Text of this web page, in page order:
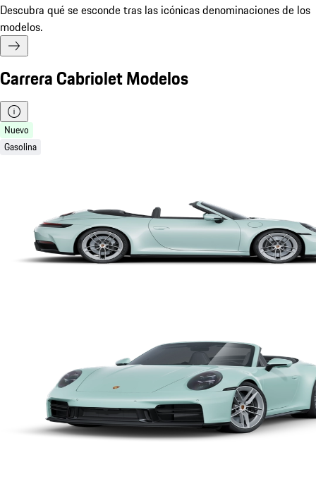
Descubra qué se esconde tras las icónicas denominaciones de los
modelos.
Carrera Cabriolet Modelos
Nuevo
Gasolina